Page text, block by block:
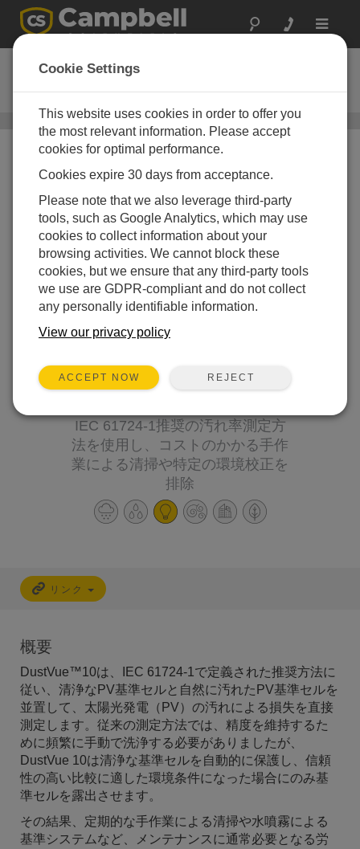
Toggle
DustVue 10
ソーラーモジュール汚れセンサー
実質的にセンサーメン
テナンスが不要な正確
IEC 61724‑1推奨の汚れ率測定方
法を使用し、コストのかかる手作
業による清掃や特定の環境校正を
排除
リンク
概要
DustVue™10は、IEC 61724-1で定義された推奨方法に
従い、清浄なPV基準セルと自然に汚れたPV基準セルを
並置して、太陽光発電（PV）の汚れによる損失を直接
測定します。従来の測定方法では、精度を維持するた
めに頻繁に手動で洗浄する必要がありましたが、
DustVue 10は清浄な基準セルを自動的に保護し、信頼
性の高い比較に適した環境条件になった場合にのみ基
準セルを露出させます。
その結果、定期的な手作業による清掃や水噴霧による
基準システムなど、メンテナンスに通常必要となる労
Cookie Settings
This website uses cookies in order to offer you
the most relevant information. Please accept
cookies for optimal performance.
Cookies expire 30 days from acceptance.
Please note that we also leverage third-party
tools, such as Google Analytics, which may use
cookies to collect information about your
browsing activities. We cannot block these
cookies, but we ensure that any third-party tools
we use are GDPR-compliant and do not collect
any personally identifiable information.
View our privacy policy
ACCEPT NOW REJECT